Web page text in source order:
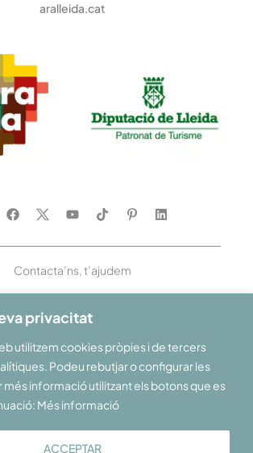
privacitat
utilitzem cookies pròpies i de tercers
Podeu rebutjar o configurar les
informació utilitzant els botons que es
Més informació
ACCEPTAR
aralleida.cat
Contacta’ns, t’ajudem
benvinguda al Pirineu i les Terres de Lleida